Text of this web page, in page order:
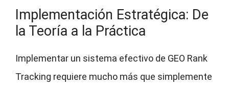
Implementación Estratégica: De
la Teoría a la Práctica
Implementar un sistema efectivo de GEO Rank
Tracking requiere mucho más que simplemente